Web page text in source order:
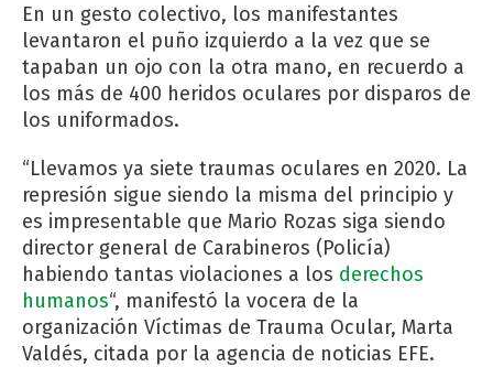
En un gesto colectivo, los manifestantes
levantaron el puño izquierdo a la vez que se
tapaban un ojo con la otra mano, en recuerdo a
los más de 400 heridos oculares por disparos de
los uniformados.
“Llevamos ya siete traumas oculares en 2020. La
represión sigue siendo la misma del principio y
es impresentable que Mario Rozas siga siendo
director general de Carabineros (Policía)
habiendo tantas violaciones a los derechos
humanos“, manifestó la vocera de la
organización Víctimas de Trauma Ocular, Marta
Valdés, citada por la agencia de noticias EFE.